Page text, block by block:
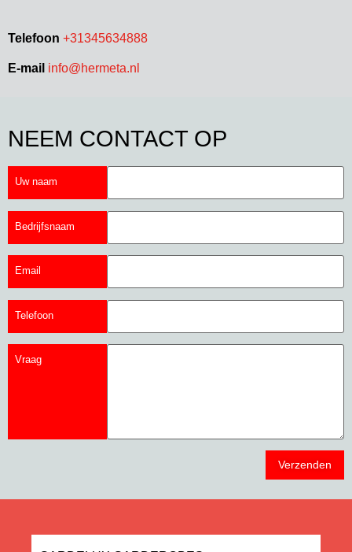
Telefoon +31345634888
E-mail info@hermeta.nl
NEEM CONTACT OP
Uw naam
Bedrijfsnaam
Email
Telefoon
Vraag